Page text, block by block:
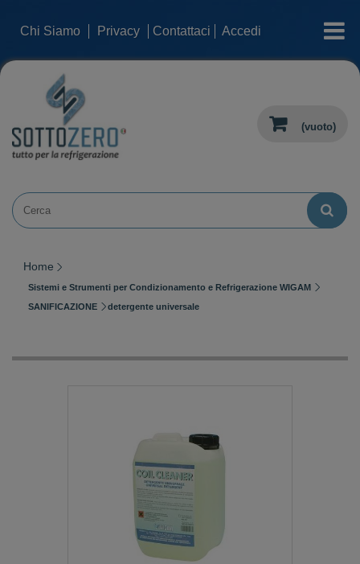
Chi Siamo Privacy Contattaci Accedi categorie
(vuoto)
Home
Sistemi e Strumenti per Condizionamento e Refrigerazione WIGAM
SANIFICAZIONE
detergente universale